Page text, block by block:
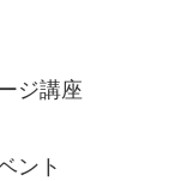
ジ講座
ント